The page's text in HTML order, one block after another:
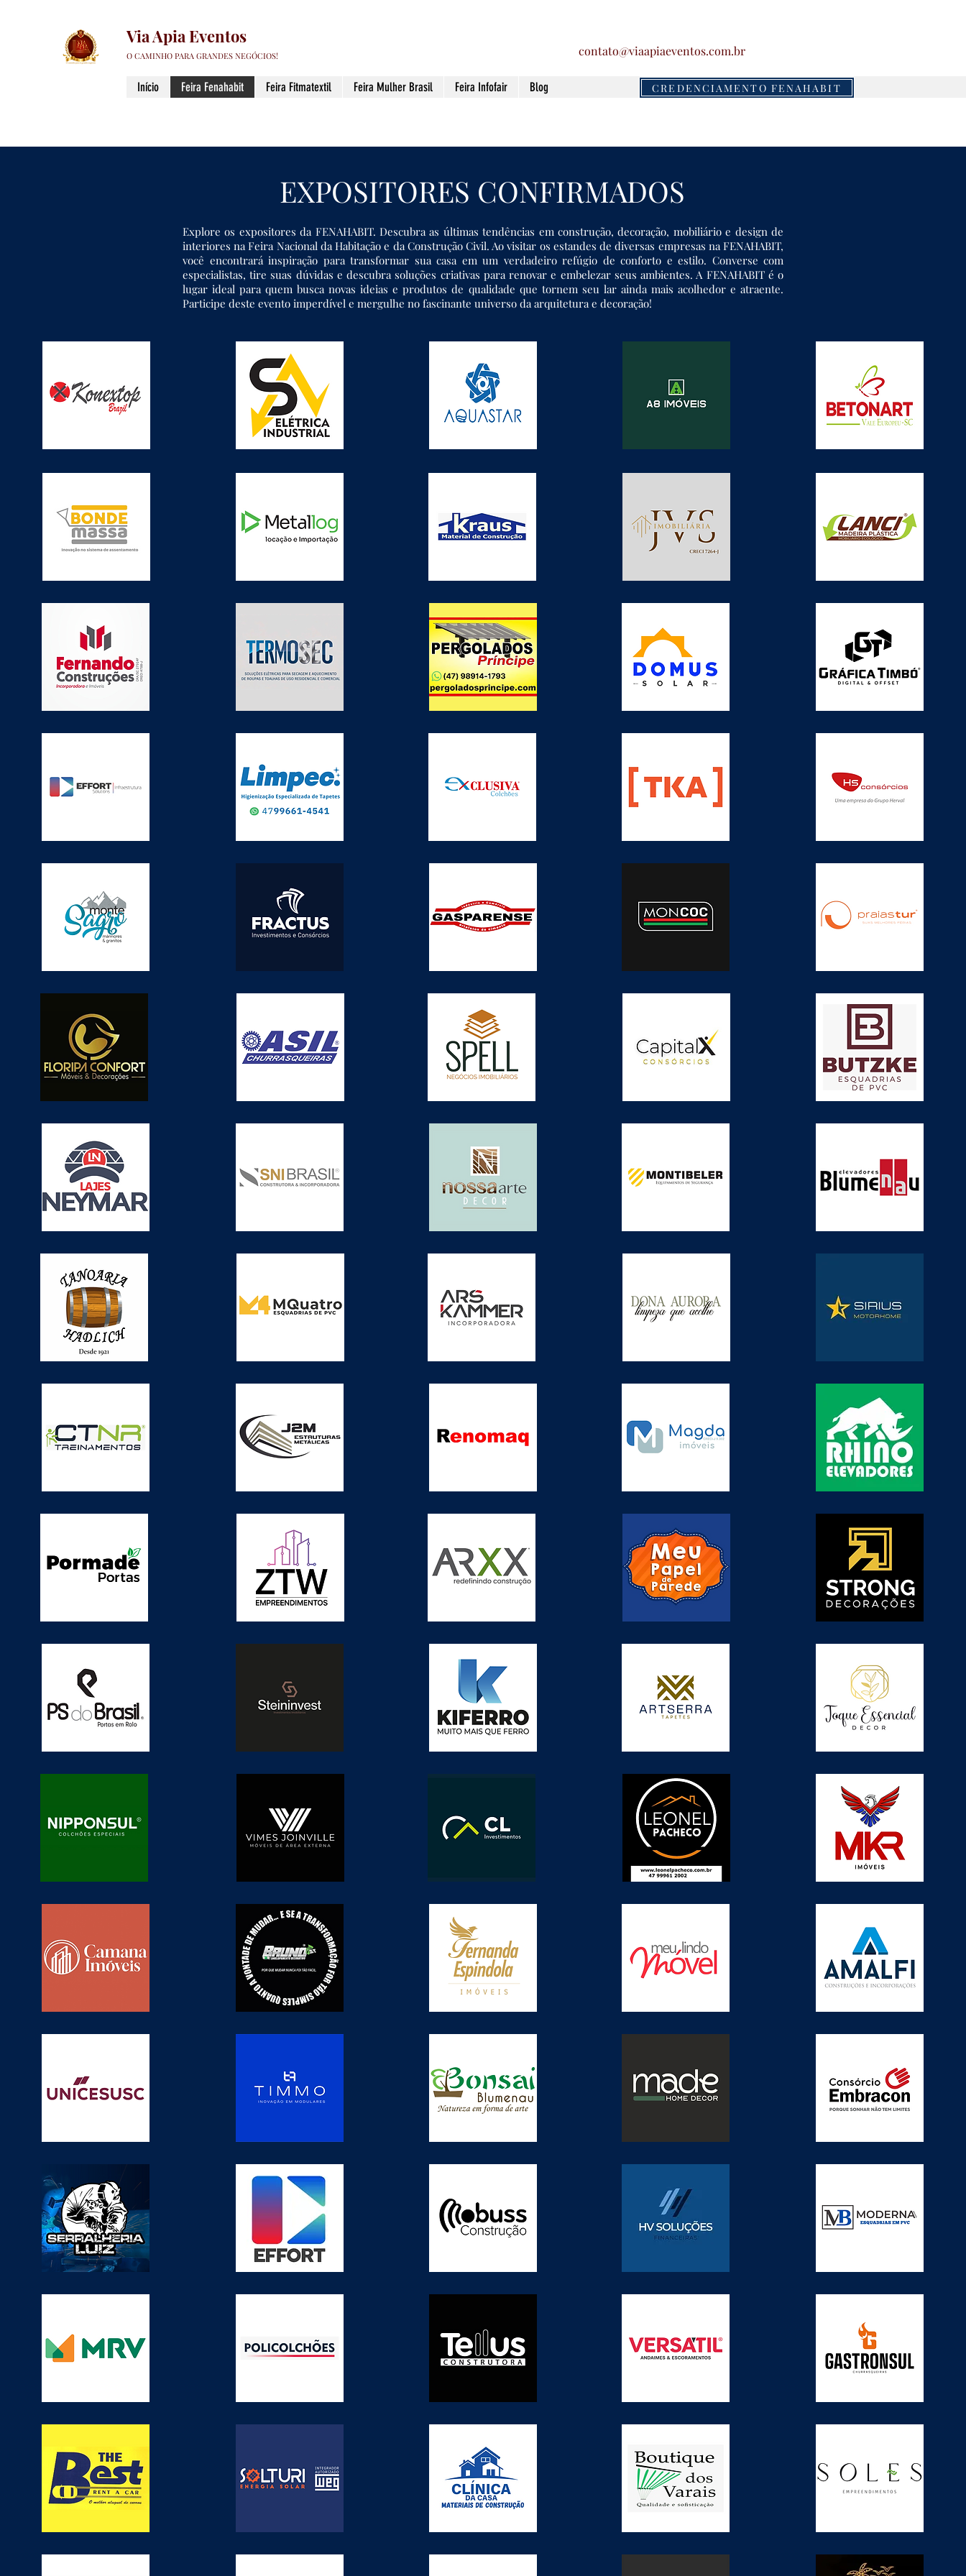
Via Apia Eventos
O CAMINHO PARA GRANDES NEGÓCIOS! contato@viaapiaeventos.com.br
Início Feira Fenahabit Feira Fitmatextil Feira Mulher Brasil Feira Infofair Blog CREDENCIAMENTO FENAHABIT
EXPOSITORES CONFIRMADOS
Explore os expositores da FENAHABIT. Descubra as últimas tendências em construção, decoração, mobiliário e design de
interiores na Feira Nacional da Habitação e da Construção Civil. Ao visitar os estandes de diversas empresas na FENAHABIT,
você encontrará inspiração para transformar sua casa em um verdadeiro refúgio de conforto e estilo. Converse com
especialistas, tire suas dúvidas e descubra soluções criativas para renovar e embelezar seus ambientes. A FENAHABIT é o
lugar ideal para quem busca novas ideias e produtos de qualidade que tornem seu lar ainda mais acolhedor e atraente.
Participe deste evento imperdível e mergulhe no fascinante universo da arquitetura e decoração!